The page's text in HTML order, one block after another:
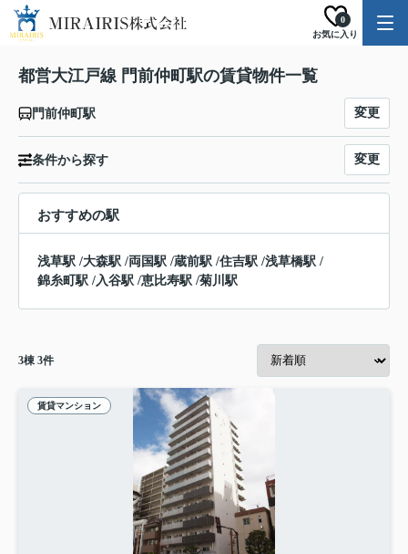
お気に入り
0
都営大江戸線 門前仲町駅の賃貸物件一覧
門前仲町駅 変更
条件から探す 変更
おすすめの駅
浅草駅 /大森駅 /両国駅 /蔵前駅 /住吉駅 /浅草橋駅 /
錦糸町駅 /入谷駅 /恵比寿駅 /菊川駅
3棟 3件
賃貸マンション